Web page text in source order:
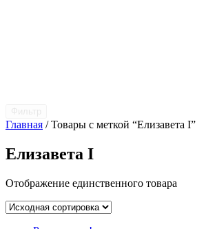
Главная / Товары с меткой “Елизавета I”
Елизавета I
Отображение единственного товара